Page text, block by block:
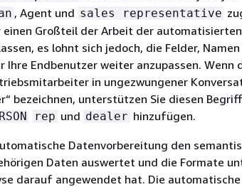
, Agent und sales representative
einen Großteil der Arbeit der automatisierten
es lohnt sich jedoch, die Felder, Namen
Ihre Endbenutzer weiter anzupassen. Wenn
in ungezwungener
bezeichnen, unterstützen Sie diesen
rep und dealer hinzufügen.
Datenvorbereitung den
Daten auswertet und die Formate
darauf angewendet hat. Die automatische